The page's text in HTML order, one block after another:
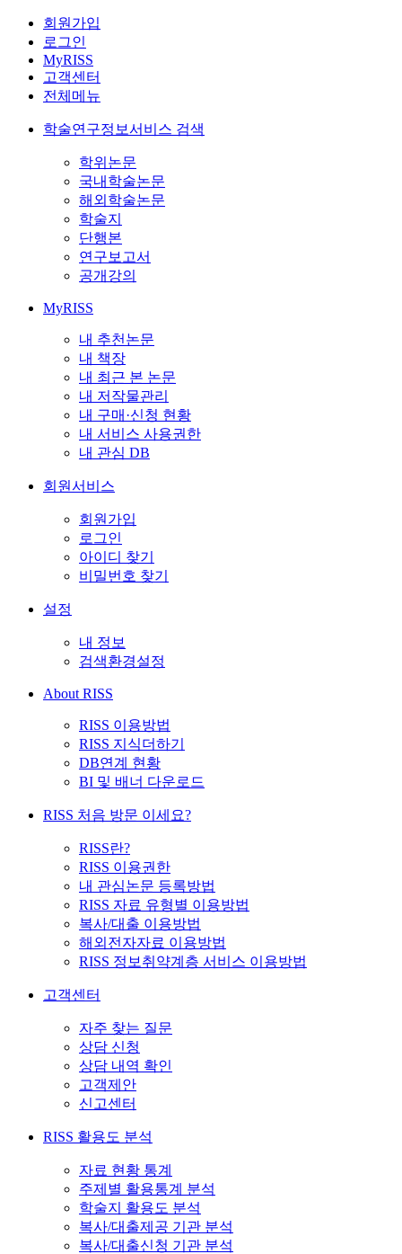
회원가입
로그인
MyRISS
고객센터
전체메뉴
학술연구정보서비스 검색
학위논문
국내학술논문
해외학술논문
학술지
단행본
연구보고서
공개강의
MyRISS
내 추천논문
내 책장
내 최근 본 논문
내 저작물관리
내 구매·신청 현황
내 서비스 사용권한
내 관심 DB
회원서비스
회원가입
로그인
아이디 찾기
비밀번호 찾기
설정
내 정보
검색환경설정
About RISS
RISS 이용방법
RISS 지식더하기
DB연계 현황
BI 및 배너 다운로드
RISS 처음 방문 이세요?
RISS란?
RISS 이용권한
내 관심논문 등록방법
RISS 자료 유형별 이용방법
복사/대출 이용방법
해외전자자료 이용방법
RISS 정보취약계층 서비스 이용방법
고객센터
자주 찾는 질문
상담 신청
상담 내역 확인
고객제안
신고센터
RISS 활용도 분석
자료 현황 통계
주제별 활용통계 분석
학술지 활용도 분석
복사/대출제공 기관 분석
복사/대출신청 기관 분석